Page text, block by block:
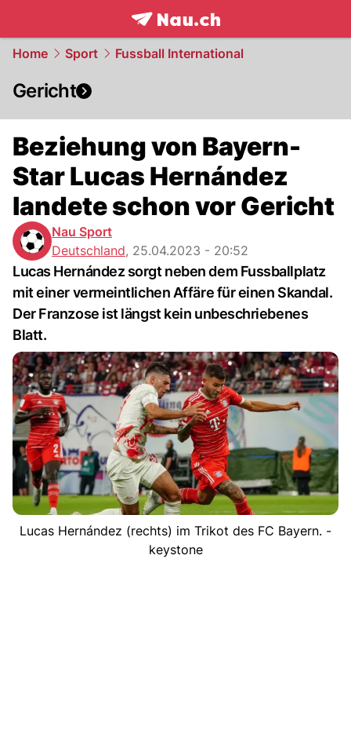
frontpage.NAU.ch
Home Sport Fussball International
Gericht
Beziehung von Bayern-
Star Lucas Hernández
landete schon vor Gericht
Nau Sport
Deutschland, 25.04.2023 - 20:52
Lucas Hernández sorgt neben dem Fussballplatz
mit einer vermeintlichen Affäre für einen Skandal.
Der Franzose ist längst kein unbeschriebenes
Blatt.
Lucas Hernández (rechts) im Trikot des FC Bayern. -
keystone